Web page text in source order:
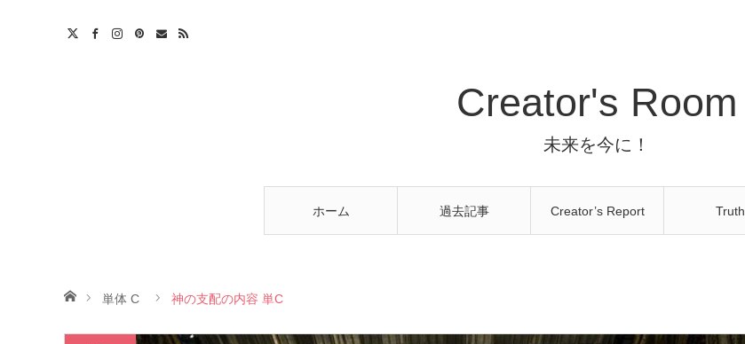
Creator's Room
未来を今に！
ホーム 過去記事 Creator’s Report Truth
ホーム単体 C 神の支配の内容 単C